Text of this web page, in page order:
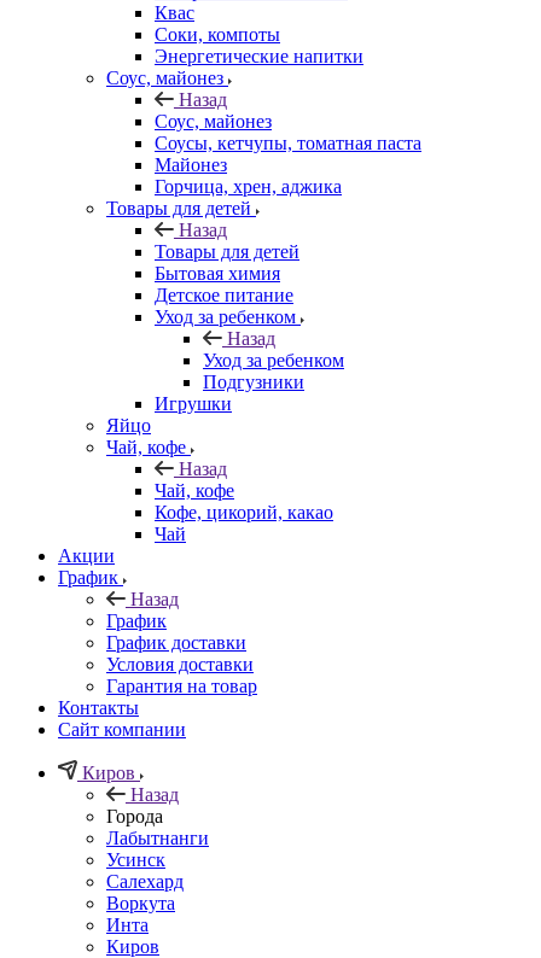
Квас
Соки, компоты
Энергетические напитки
Соус, майонез
Назад
Соус, майонез
Соусы, кетчупы, томатная паста
Майонез
Горчица, хрен, аджика
Товары для детей
Назад
Товары для детей
Бытовая химия
Детское питание
Уход за ребенком
Назад
Уход за ребенком
Подгузники
Игрушки
Яйцо
Чай, кофе
Назад
Чай, кофе
Кофе, цикорий, какао
Чай
Акции
График
Назад
График
График доставки
Условия доставки
Гарантия на товар
Контакты
Сайт компании
Киров
Назад
Города
Лабытнанги
Усинск
Салехард
Воркута
Инта
Киров